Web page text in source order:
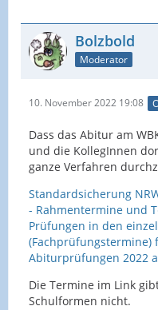
Bolzbold
Moderator
10. November 2022 19:08
Dass das Abitur am
und die KollegInnen
ganze Verfahren
Standardsicherung
- Rahmentermine und
Prüfungen in den
(Fachprüfungstermine)
Abiturprüfungen 2022
Die Termine im Link
Schulformen nicht.